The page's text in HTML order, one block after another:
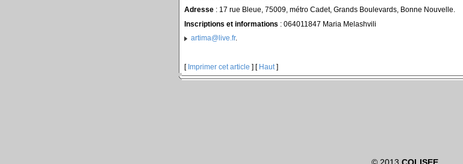
Adresse : 17 rue Bleue, 75009, métro Cadet, Grands Boulevards, Bonne Nouvelle.
Inscriptions et informations : 064011847 Maria Melashvili
artima@live.fr.
[ Imprimer cet article ] [ Haut ]